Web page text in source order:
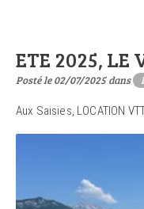
ETE 2025, LE
Posté le 02/07/2025 dans
Aux Saisies, LOCATION